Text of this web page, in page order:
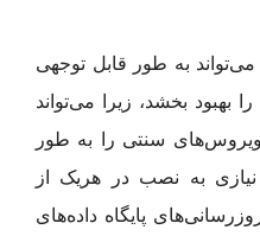
به طور قابل توجهی
بخشد، زیرا می‌تواند
ویروس‌های سنتی را به طور
نیازی به نصب در هر‌یک از
پایگاه داده‌های